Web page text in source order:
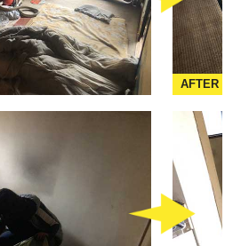
AFTER